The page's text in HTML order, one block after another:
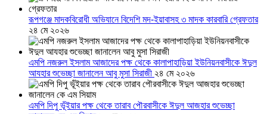
রূপগঞ্জে মাদকবিরোধী অভিযানে বিদেশি মদ-ইয়াবাসহ ৩ মাদক কারবারি গ্রেফতার
২৪ মে ২০২৬
এমপি নজরুল ইসলাম আজাদের পক্ষ থেকে কালাপাহাড়িয়া ইউনিয়নবাসীকে ঈদুল
আযহার শুভেচ্ছা জানালেন আবু মুসা সিরাজী ২৪ মে ২০২৬
এমপি দিপু ভূঁইয়ার পক্ষ থেকে তারাব পৌরবাসীকে ঈদুল আজহার শুভেচ্ছা